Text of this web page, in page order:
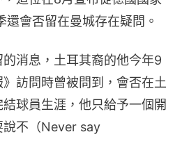
會否留在曼城存在疑問。
消息，土耳其裔的他今年9
訪問時曾被問到，會否在土
球員生涯，他只給予一個開
說不（Never say